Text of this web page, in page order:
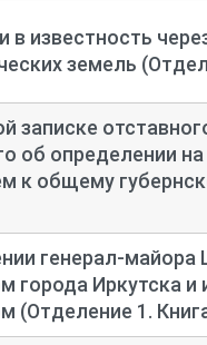
в известность
земель
записке
об определении
к общему
генерал-майора
города Иркутска
(Отделение 1.